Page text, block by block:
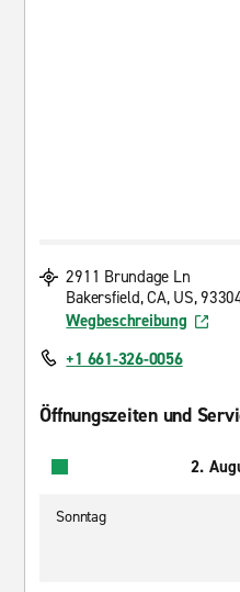
2911 Brundage Ln
Bakersfield, CA, US,
Wegbeschreibung
+1 661-326-0056
Öffnungszeiten und
2.
Sonntag